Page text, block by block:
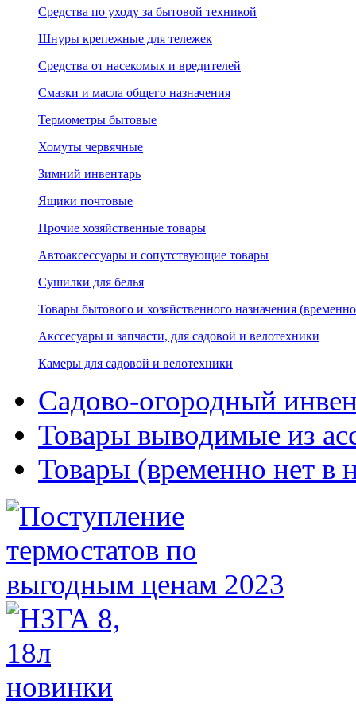
Средства по уходу за бытовой техникой
Шнуры крепежные для тележек
Средства от насекомых и вредителей
Смазки и масла общего назначения
Термометры бытовые
Хомуты червячные
Зимний инвентарь
Ящики почтовые
Прочие хозяйственные товары
Автоаксессуары и сопутствующие товары
Сушилки для белья
Товары бытового и хозяйственного назначения
Акссесуары и запчасти, для садовой и велотехники
Камеры для садовой и велотехники
Садово-огородный
Товары выводимые из
Товары (временно нет в